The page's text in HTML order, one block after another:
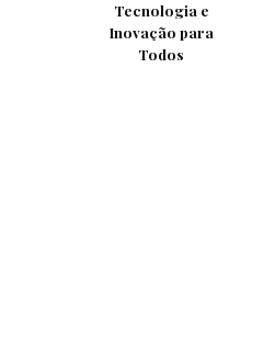
Tecnologia e
Inovação para
Todos